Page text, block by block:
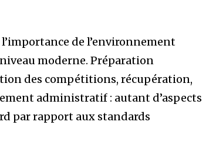
de l’environnement
moderne. Préparation
des compétitions, récupération,
administratif : autant d’aspects
par rapport aux standards